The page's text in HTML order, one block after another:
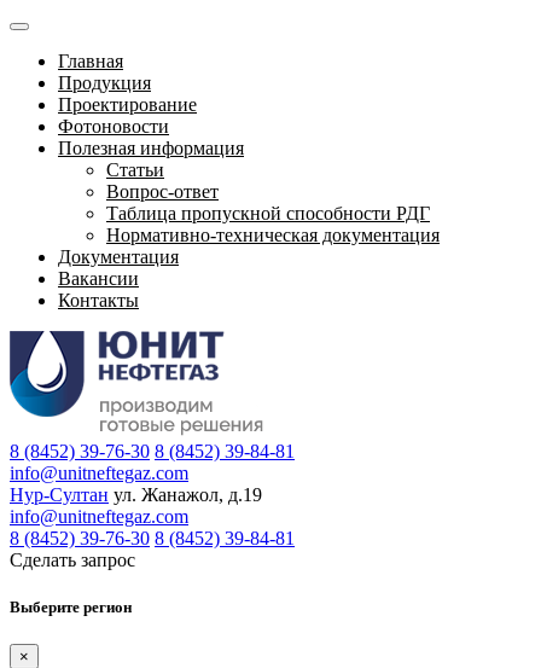
Главная
Продукция
Проектирование
Фотоновости
Полезная информация
Статьи
Вопрос-ответ
Таблица пропускной способности РДГ
Нормативно-техническая документация
Документация
Вакансии
Контакты
8 (8452) 39-76-30 8 (8452) 39-84-81
info@unitneftegaz.com
Нур-Султан ул. Жанажол, д.19
info@unitneftegaz.com
8 (8452) 39-76-30 8 (8452) 39-84-81
Сделать запрос
Выберите регион
×